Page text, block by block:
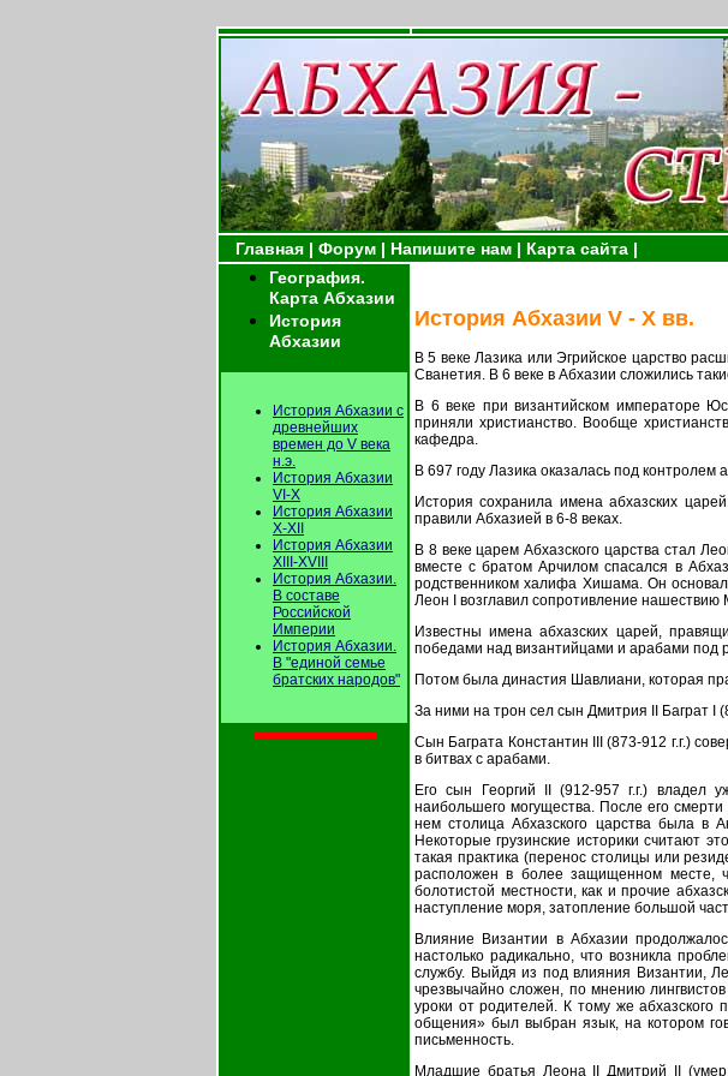
Главная | Форум | Напишите нам | Карта сайта |
География.
Карта Абхазии
История
Абхазии
История Абхазии с
древнейших
времен до V века
н.э.
История Абхазии
VI-X
История Абхазии
X-XII
История Абхазии
XIII-XVIII
История Абхазии.
В составе
Российской
Империи
История Абхазии.
В "единой семье
братских народов"
История Абхазии V - X вв.
В 5 веке Лазика или Эгрийское царство
Сванетия. В 6 веке в Абхазии сложились
В 6 веке при византийском императоре
приняли христианство. Вообще
кафедра.
В 697 году Лазика оказалась под контролем
История сохранила имена абхазских
правили Абхазией в 6-8 веках.
В 8 веке царем Абхазского царства стал
вместе с братом Арчилом спасался в
родственником халифа Хишама. Он основал
Леон I возглавил сопротивление нашествию
Известны имена абхазских царей,
победами над византийцами и арабами под
Потом была династия Шавлиани, которая
За ними на трон сел сын Дмитрия II Баграт I
Сын Баграта Константин III (873-912 г.г.)
в битвах с арабами.
Его сын Георгий II (912-957 г.г.) владел
наибольшего могущества. После его
нем столица Абхазского царства была
Некоторые грузинские историки считают
такая практика (перенос столицы или
расположен в более защищенном месте,
болотистой местности, как и прочие
наступление моря, затопление большой
Влияние Византии в Абхазии
настолько радикально, что возникла
службу. Выйдя из под влияния Византии,
чрезвычайно сложен, по мнению
уроки от родителей. К тому же
общения» был выбран язык, на котором
письменность.
Младшие братья Леона II Дмитрий II